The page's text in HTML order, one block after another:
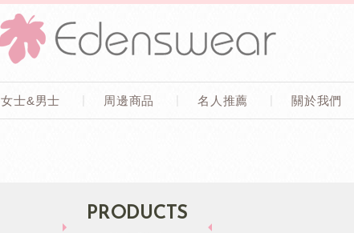
女士&男士 周邊商品 名人推薦 關於我們
PRODUCTS